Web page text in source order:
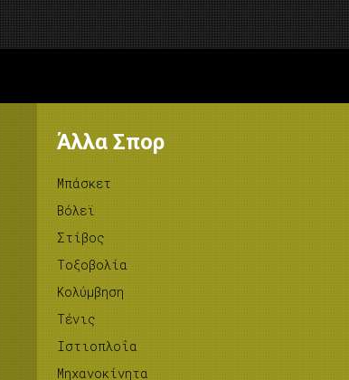
Άλλα Σπορ
Μπάσκετ
Βόλεϊ
Στίβος
Tοξοβολία
Κολύμβηση
Τένις
Ιστιοπλοΐα
Μηχανοκίνητα